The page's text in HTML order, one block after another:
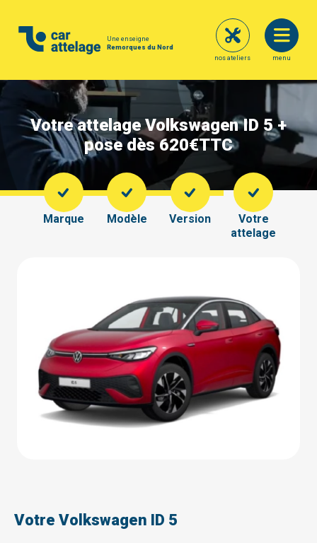
Une enseigne
Remorques du Nord
menu
nos ateliers
Votre attelage Volkswagen ID 5 +
pose dès 620€TTC
Marque Modèle Version
Votre
attelage
Votre Volkswagen ID 5